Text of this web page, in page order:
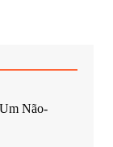
Não-